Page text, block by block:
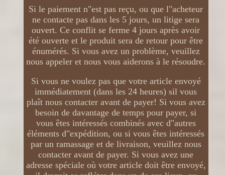
Si le paiement n"est pas reçu, ou que l"acheteur
ne contacte pas dans les 5 jours, un litige sera
ouvert. Ce conflit se ferme 4 jours après avoir
été ouverte et le produit sera de retour pour être
énumérés. Si vous avez un problème, veuillez
nous appeler et nous vous aiderons à le résoudre.
Si vous ne voulez pas que votre article envoyé
immédiatement (dans les 24 heures) sil vous
plaît nous contacter avant de payer! Si vous avez
besoin de davantage de temps pour payer, si
vous êtes intéressés combinés avec d"autres
éléments d"expédition, ou si vous êtes intéressés
par un ramassage et de livraison, veuillez nous
contacter avant de payer. Si vous avez une
adresse spéciale où votre article doit être envoyé,